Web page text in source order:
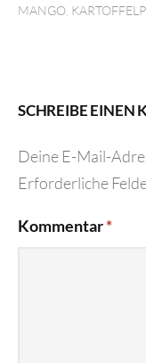
MANGO.
SCHREIBE EINEN
Deine E-Mail-
Erforderliche
Kommentar*